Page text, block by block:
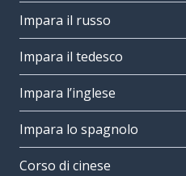
Impara il russo
Impara il tedesco
Impara l’inglese
Impara lo spagnolo
Corso di cinese